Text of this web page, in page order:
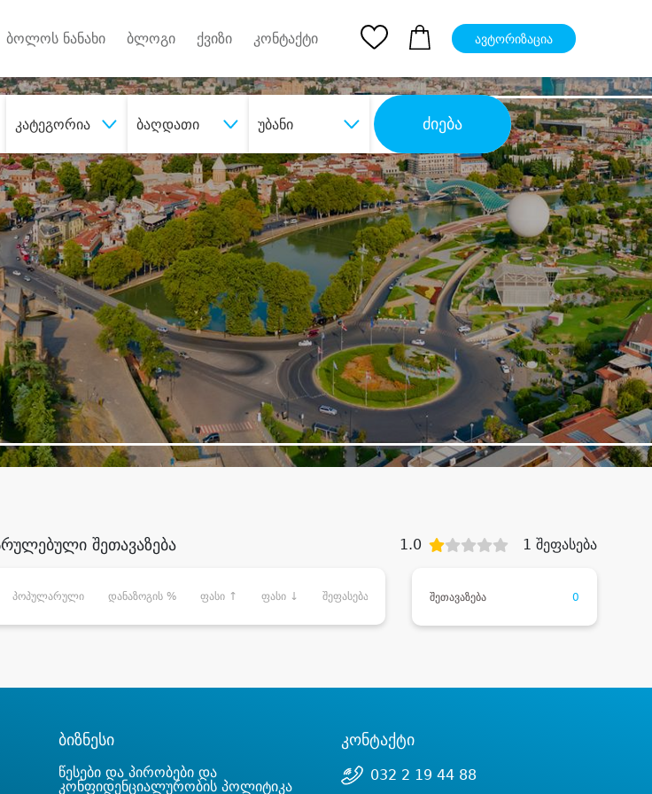
ბოლოს ნანახი ბლოგი ქვიზი კონტაქტი ავტორიზაცია
კატეგორია ბაღდათი უბანი ძიება
მომსახურებადიდი დანაზოგით
შეთავაზება 1.0 1 შეფასება
პოპულარული დანაზოგის % ფასი ↑ ფასი ↓ შეფასება შეთავაზება 0
ბიზნესი
წესები და პირობები და
კონფიდენციალურობის პოლიტიკა
კონტაქტი
032 2 19 44 88